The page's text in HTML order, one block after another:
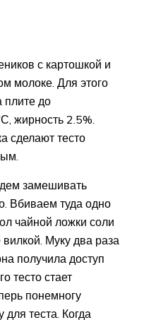
с картошкой и
молоке. Для этого
плите до
жирность 2.5%.
сделают тесто
замешивать
Вбиваем туда одно
чайной ложки соли
Муку два раза
получила доступ
тесто стает
понемногу
теста. Когда